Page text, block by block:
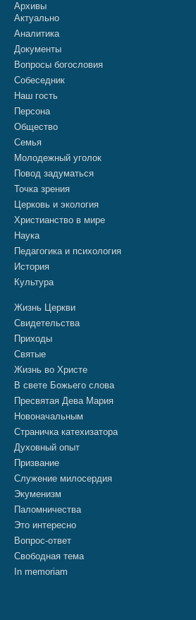
Архивы
Актуально
Аналитика
Документы
Вопросы богословия
Собеседник
Наш гость
Персона
Общество
Семья
Молодежный уголок
Повод задуматься
Точка зрения
Церковь и экология
Христианство в мире
Наука
Педагогика и психология
История
Культура
Жизнь Церкви
Свидетельства
Приходы
Святые
Жизнь во Христе
В свете Божьего слова
Пресвятая Дева Мария
Новоначальным
Страничка катехизатора
Духовный опыт
Призвание
Служение милосердия
Экуменизм
Паломничества
Это интересно
Вопрос-ответ
Свободная тема
In memoriam